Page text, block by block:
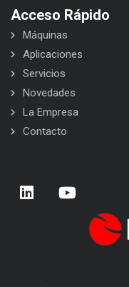
Acceso Rápido
Máquinas
Aplicaciones
Servicios
Novedades
La Empresa
Contacto